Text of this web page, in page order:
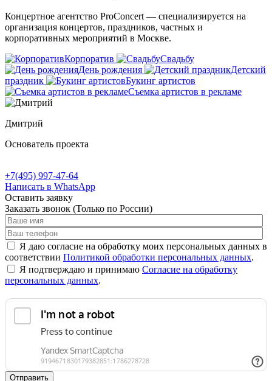
Концертное агентство ProConcert — cпециализируется на
организация концертов, праздников, частных и
корпоративных мероприятий в Москве.
Корпоратив
Свадьбу
День рождения
Детский
праздник
Букинг артистов
Съемка артистов в рекламе
Дмитрий
Основатель проекта
+7(495) 997-47-64
Написать в WhatsApp
Оставить заявку
Заказать звонок (Только по России)
Я даю согласие на обработку моих персональных данных в
соответствии Политикой обработки персональных данных.
Я подтверждаю и принимаю Согласие на обработку
персональных данных.
Отправить